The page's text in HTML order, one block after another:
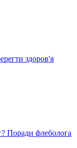
здоров'я
Поради флеболога